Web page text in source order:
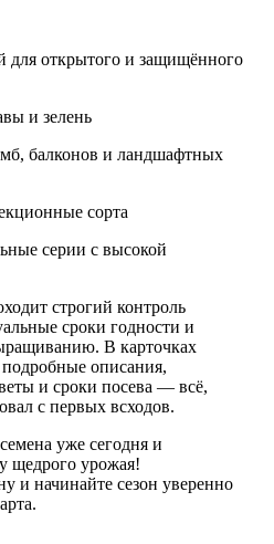
для открытого и защищённого
и зелень
балконов и ландшафтных
сорта
серии с высокой
строгий контроль
сроки годности и
В карточках
описания,
и сроки посева — всё,
с первых всходов.
уже сегодня и
щедрого урожая!
и начинайте сезон уверенно